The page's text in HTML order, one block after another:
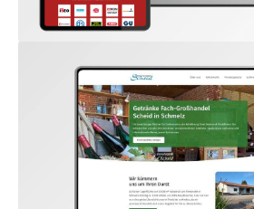
www.schluessel-